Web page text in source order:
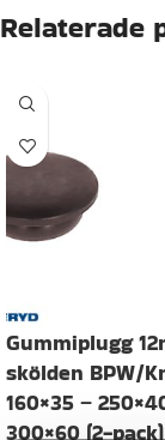
BROMS-
ID
ORGINALNUMMER